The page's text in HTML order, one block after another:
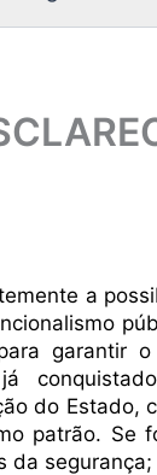
a
garantir
do Estado,
patrão. Se
da segurança;